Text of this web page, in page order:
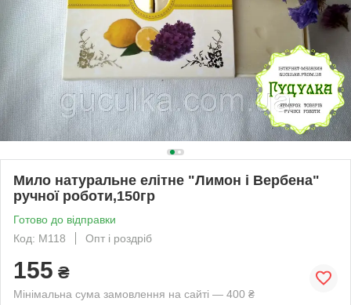
Мило натуральне елітне "Лимон і Вербена"
ручної роботи,150гр
Готово до відправки
Код: М118
Опт і роздріб
155 ₴
Мінімальна сума замовлення на сайті — 400 ₴